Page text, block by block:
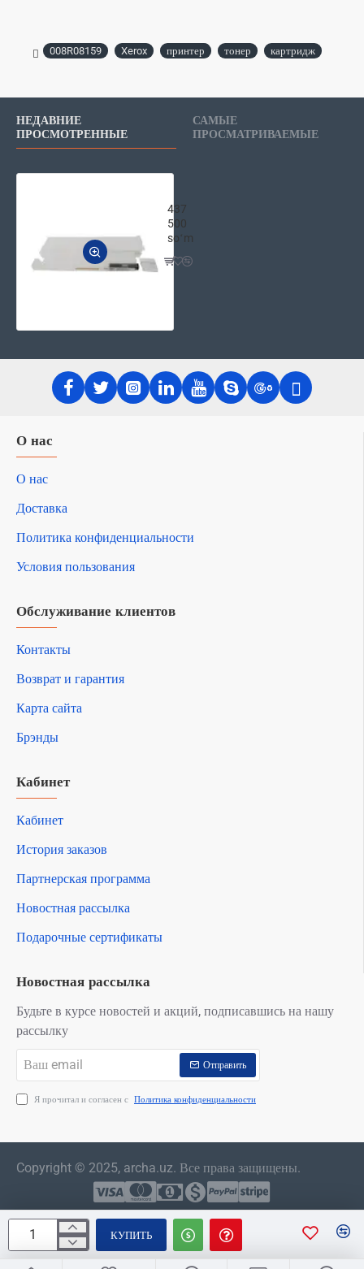
КУПИТЬ
008R08159 Xerox принтер тонер картридж
НЕДАВНИЕ
ПРОСМОТРЕННЫЕ
САМЫЕ
ПРОСМАТРИВАЕМЫЕ
437
500
soʻm
О нас
О нас
Доставка
Политика конфиденциальности
Условия пользования
Обслуживание клиентов
Контакты
Возврат и гарантия
Карта сайта
Брэнды
Кабинет
Кабинет
История заказов
Партнерская программа
Новостная рассылка
Подарочные сертификаты
Новостная рассылка
Будьте в курсе новостей и акций, подписавшись на нашу
рассылку
email
Отправить
Я прочитал и согласен с Политика конфиденциальности
Copyright © 2025, archa.uz. Все права защищены.